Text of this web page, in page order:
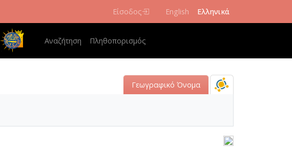
Είσοδος English Ελληνικά
Main navigation
Αναζήτηση Πληθοπορισμός
Γεωγραφικό Όνομα